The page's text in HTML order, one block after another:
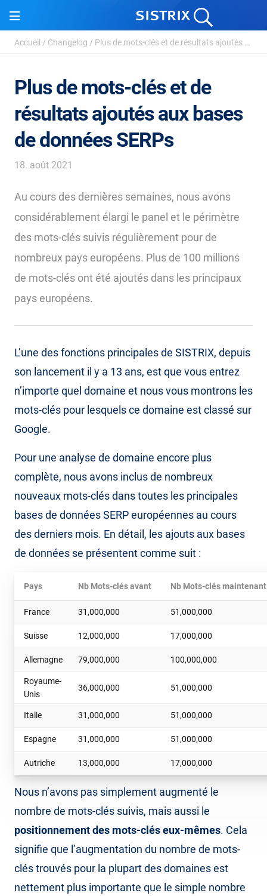
Accueil / Changelog / Plus de mots-clés et de résultats ajoutés aux bases ...
Plus de mots-clés et de
résultats ajoutés aux bases
de données SERPs
18. août 2021
Au cours des dernières semaines, nous avons
considérablement élargi le panel et le périmètre
des mots-clés suivis régulièrement pour de
nombreux pays européens. Plus de 100 millions
de mots-clés ont été ajoutés dans les principaux
pays européens.
L’une des fonctions principales de SISTRIX, depuis
son lancement il y a 13 ans, est que vous entrez
n’importe quel domaine et nous vous montrons les
mots-clés pour lesquels ce domaine est classé sur
Google.
Pour une analyse de domaine encore plus
complète, nous avons inclus de nombreux
nouveaux mots-clés dans toutes les principales
bases de données SERP européennes au cours
des derniers mois. En détail, les ajouts aux bases
de données se présentent comme suit :
Pays Nb Mots-clés avant Nb Mots-clés maintenant
France 31,000,000 51,000,000
Suisse 12,000,000 17,000,000
Allemagne 79,000,000 100,000,000
Royaume-
Unis
36,000,000 51,000,000
Italie 31,000,000 51,000,000
Espagne 31,000,000 51,000,000
Autriche 13,000,000 17,000,000
Nous n’avons pas simplement augmenté le
nombre de mots-clés suivis, mais aussi le
positionnement des mots-clés eux-mêmes. Cela
signifie que l’augmentation du nombre de mots-
clés trouvés pour la plupart des domaines est
nettement plus importante que le simple nombre